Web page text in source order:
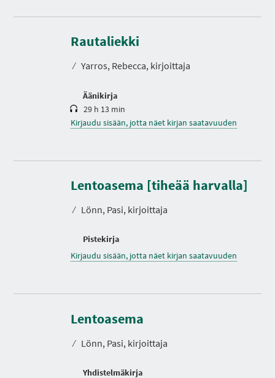
Rautaliekki
⁄ Yarros, Rebecca, kirjoittaja
Äänikirja
K
s
t
29 h 13 min
Kirjaudu sisään, jotta näet kirjan saatavuuden
Lentoasema [tiheää harvalla]
⁄ Lönn, Pasi, kirjoittaja
Pistekirja
Kirjaudu sisään, jotta näet kirjan saatavuuden
Lentoasema
⁄ Lönn, Pasi, kirjoittaja
Yhdistelmäkirja
e
s
o